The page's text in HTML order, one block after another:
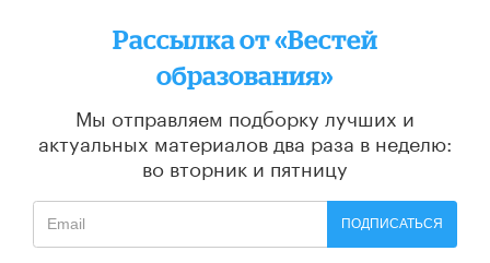
Рассылка от «Вестей
образования»
Мы отправляем подборку лучших и
актуальных материалов два раза в неделю:
во вторник и пятницу
ПОДПИСАТЬСЯ